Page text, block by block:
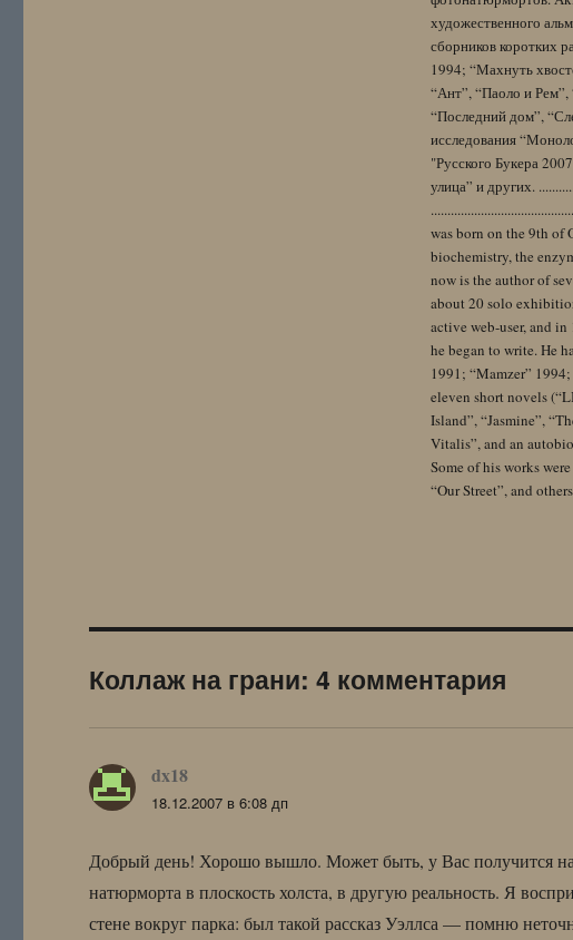
художественного
сборников коротких
1994; “Махнуть
“Ант”, “Паоло и
“Последний дом”,
исследования
"Русского Букера
улица” и других.
was born on the 9th of
biochemistry, the
now is the author of
about 20 solo
active web-user, and
he began to write. He
1991; “Mamzer”
eleven short novels
Island”, “Jasmine”,
Vitalis”, and an
Some of his works
“Our Street”, and
Коллаж на грани: 4 комментария
dx18
18.12.2007 в 6:08 дп
Добрый день! Хорошо вышло. Может быть, у Вас получится
натюрморта в плоскость холста, в другую реальность. Я
стене вокруг парка: был такой рассказ Уэллса — помню